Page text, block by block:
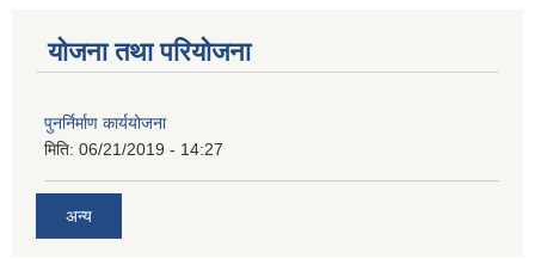
योजना तथा परियोजना
पुनर्निर्माण कार्ययोजना
मिति: 06/21/2019 - 14:27
अन्य